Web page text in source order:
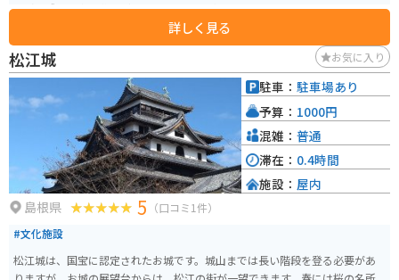
面影を残す武家屋敷などを見学することができます。 また、地元の特産品を
販売する物産館もあり、新鮮な野菜や果物、山陰の海の幸などを購入するこ
とができます。レストランでは、地元産の食材を使った料理を楽しむことが
できます。 バイクで訪れる場合、道の駅の駐車場には、バイク専用の駐車ス
ペースが用意されています。また、周辺には、ワインディングロードも多い
ため、ツーリングの休憩場所としても最適です。 周辺には、清水寺や足立美
術館など、観光スポットも充実しています。
詳しく見る
松江城 お気に入り
島根県 5 （口コミ1件）
#文化施設
松江城は、国宝に認定されたお城です。城山までは長い階段を登る必要があ
駐車： 駐車場あり
予算： 1000円
混雑： 普通
滞在： 0.4時間
施設： 屋内